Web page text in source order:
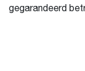
gegarandeerd